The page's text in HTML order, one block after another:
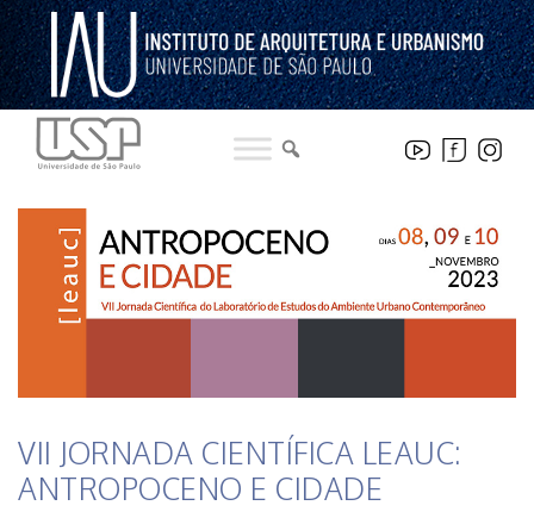
Pular
para
o
conteúdo
VII JORNADA CIENTÍFICA LEAUC:
ANTROPOCENO E CIDADE